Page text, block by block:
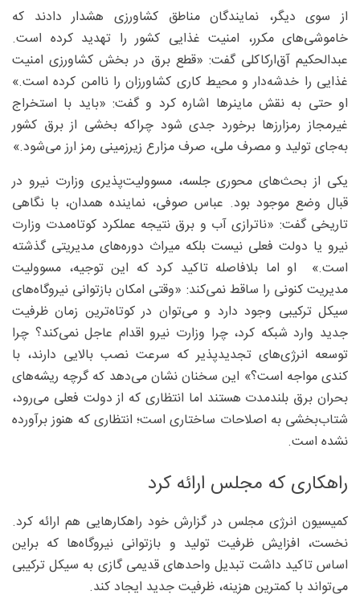
از سوی دیگر، نمایندگان مناطق کشاورزی هشدار دادند که
خاموشی‌های مکرر، امنیت غذایی کشور را تهدید کرده است.
عبدالحکیم آق‌ارکاکلی گفت: «قطع برق در بخش کشاورزی امنیت
غذایی را خدشه‌دار و محیط کاری کشاورزان را ناامن کرده است.»
او حتی به نقش ماینرها اشاره کرد و گفت: «باید با استخراج
غیرمجاز رمزارزها برخورد جدی شود چراکه بخشی از برق کشور
به‌جای تولید و مصرف ملی، صرف مزارع زیرزمینی رمز ارز می‌شود.»
یکی از بحث‌های محوری جلسه، مسوولیت‌پذیری وزارت نیرو در
قبال وضع موجود بود. عباس صوفی، نماینده همدان، با نگاهی
تاریخی گفت: «ناترازی آب و برق نتیجه عملکرد کوتاه‌مدت وزارت
نیرو یا دولت فعلی نیست بلکه میراث دوره‌های مدیریتی گذشته
است.» او اما بلافاصله تاکید کرد که این توجیه، مسوولیت
مدیریت کنونی را ساقط نمی‌کند: «وقتی امکان بازتوانی نیروگاه‌های
سیکل ترکیبی وجود دارد و می‌توان در کوتاه‌ترین زمان ظرفیت
جدید وارد شبکه کرد، چرا وزارت نیرو اقدام عاجل نمی‌کند؟ چرا
توسعه انرژی‌های تجدیدپذیر که سرعت نصب بالایی دارند، با
کندی مواجه است؟» این سخنان نشان می‌دهد که گرچه ریشه‌های
بحران برق بلندمدت هستند اما انتظاری که از دولت فعلی می‌رود،
شتاب‌بخشی به اصلاحات ساختاری است؛ انتظاری که هنوز برآورده
نشده است.
راهکاری که مجلس ارائه کرد
کمیسیون انرژی مجلس در گزارش خود راهکارهایی هم ارائه کرد.
نخست، افزایش ظرفیت تولید و بازتوانی نیروگاه‌ها که براین
اساس تاکید داشت تبدیل واحدهای قدیمی گازی به سیکل ترکیبی
می‌تواند با کمترین هزینه، ظرفیت جدید ایجاد کند.